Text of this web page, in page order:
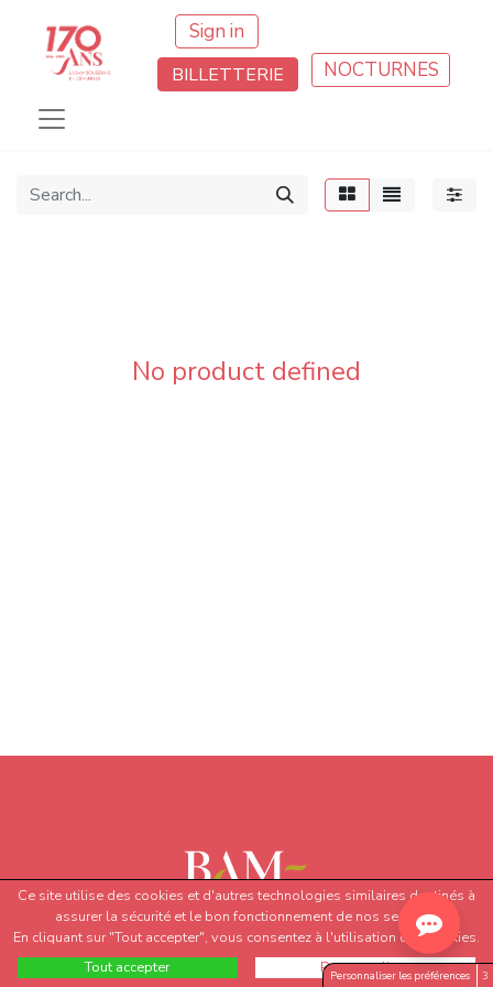
Sign in
BILLETTERIE NOCTURNES
No product defined
Ce site utilise des cookies et d'autres technologies similaires destinés à
assurer la sécurité et le bon fonctionnement de nos services.
En cliquant sur "Tout accepter", vous consentez à l'utilisation des cookies.
Tout accepter
Personnaliser
Personnaliser les préférences 3